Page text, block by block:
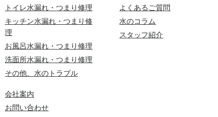
トイレ水漏れ・つまり修理
キッチン水漏れ・つまり修
理
お風呂水漏れ・つまり修理
洗面所水漏れ・つまり修理
その他、水のトラブル
よくあるご質問
水のコラム
スタッフ紹介
会社案内
お問い合わせ